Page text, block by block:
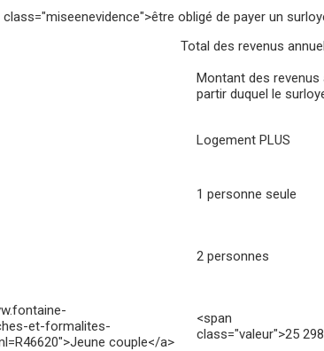
obligé de payer un
Total des revenus
Montant des revenus
partir duquel le
Logement PLUS
1 personne seule
2 personnes
et-formalites-
couple</a>
<span
class="valeur">25